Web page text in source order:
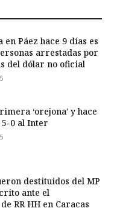
Páez hace 9 días es
arrestadas por
del dólar no oficial
‘orejona’ y hace
0 al Inter
destituidos del MP
ante el
RR HH en Caracas